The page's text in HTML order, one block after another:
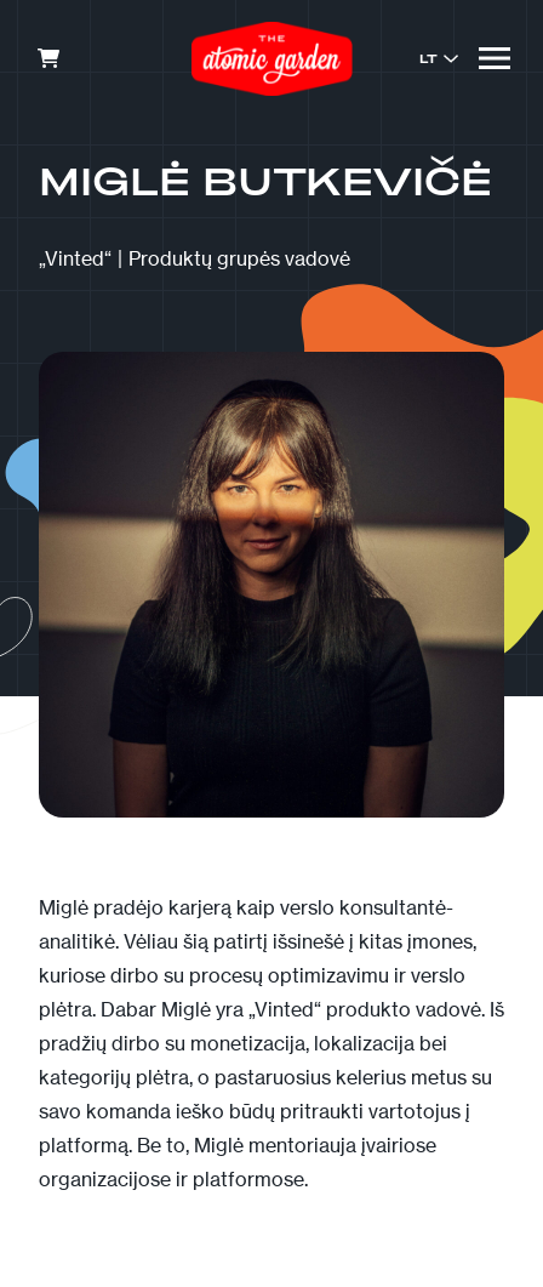
LT
MIGLĖ BUTKEVIČĖ
„Vinted“ Produktų grupės vadovė
Miglė pradėjo karjerą kaip verslo konsultantė-
analitikė. Vėliau šią patirtį išsinešė į kitas įmones,
kuriose dirbo su procesų optimizavimu ir verslo
plėtra. Dabar Miglė yra „Vinted“ produkto vadovė. Iš
pradžių dirbo su monetizacija, lokalizacija bei
kategorijų plėtra, o pastaruosius kelerius metus su
savo komanda ieško būdų pritraukti vartotojus į
platformą. Be to, Miglė mentoriauja įvairiose
organizacijose ir platformose.